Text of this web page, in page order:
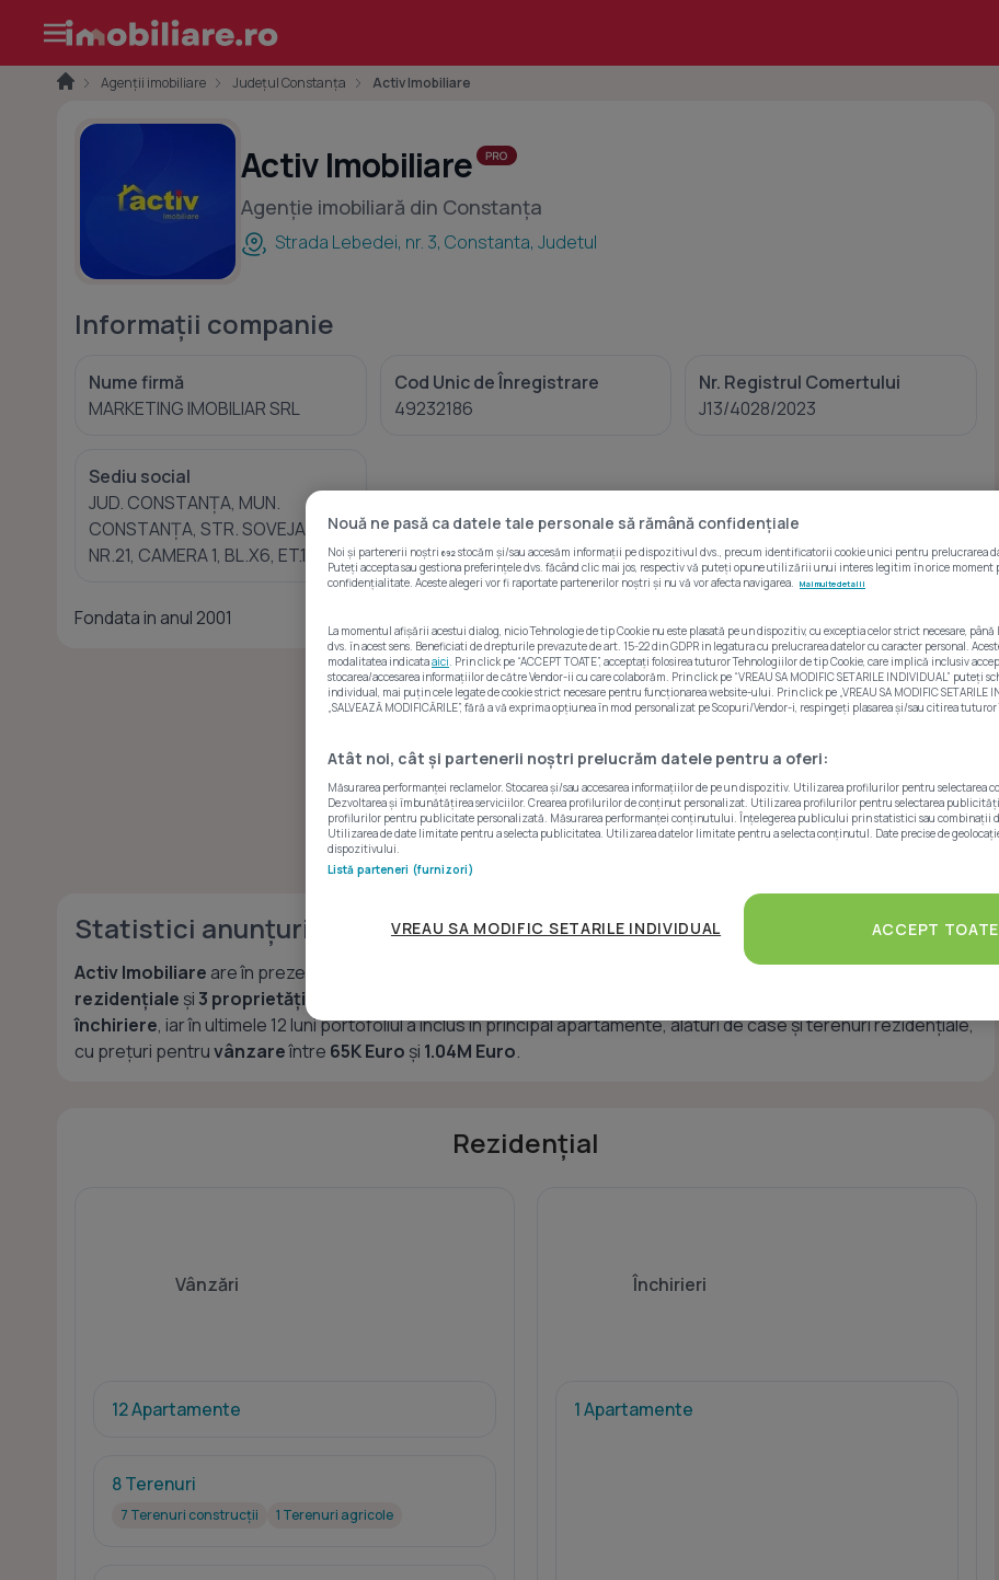
Agenții imobiliare Județul Constanța Activ Imobiliare
Activ Imobiliare
Agenție imobiliară din Constanța
Strada Lebedei, nr. 3, Constanta, Judetul
Informații companie
Nume firmă
MARKETING IMOBILIAR SRL
Cod Unic de Înregistrare
49232186
Nr. Registrul Comertului
J13/4028/2023
Sediu social
JUD. CONSTANȚA, MUN.
CONSTANȚA, STR. SOVEJA,
NR.21, CAMERA 1, BL.X6, ET.1, AP.6
Fondata in anul 2001
Statistici anunțuri
Activ Imobiliare are în prezent pe Imobiliare.ro
24 de proprietăți
rezidențiale și3 proprietăți comerciale
închiriere, iar în ultimele 12 luni portofoliul a inclus în principal apartamente, alături de case și terenuri rezidențiale,
cu prețuri pentruvânzareîntre 65K Euro și 1.04M Euro.
Rezidențial
Vânzări
12 Apartamente
8 Terenuri
7 Terenuri construcții 1 Terenuri agricole
Închirieri
1 Apartamente
Nouă ne pasă ca datele tale personale să rămână confidențiale
Noi și partenerii noștri 692 stocăm și/sau accesăm informații pe dispozitivul dvs., precum identificatorii cookie unici pentru prelucrarea
Puteți accepta sau gestiona preferințele dvs. făcând clic mai jos, respectiv vă puteți opune utilizării unui interes legitim în orice moment
confidențialitate. Aceste alegeri vor fi raportate partenerilor noștri și nu vă vor afecta navigarea. Mai multe detalii
La momentul afișării acestui dialog, nicio Tehnologie de tip Cookie nu este plasată pe un dispozitiv, cu exceptia celor strict necesare,
dvs. în acest sens. Beneficiati de drepturile prevazute de art. 15-22 din GDPR in legatura cu prelucrarea datelor cu caracter personal.
modalitatea indicataaici. Prin click pe “ACCEPT TOATE”, acceptați folosirea tuturor Tehnologiilor de tip Cookie, care implică inclusiv
stocarea/accesarea informațiilor de către Vendor-ii cu care colaborăm. Prin click pe “VREAU SA MODIFIC SETARILE INDIVIDUAL” puteți
individual, mai puțin cele legate de cookie strict necesare pentru funcționarea website-ului. Prin click pe „VREAU SA MODIFIC SETARILE
„SALVEAZĂ MODIFICĂRILE”, fără a vă exprima opțiunea în mod personalizat pe Scopuri/Vendor-i, respingeți plasarea și/sau citirea
Atât noi, cât și partenerii noștri prelucrăm datele pentru a oferi:
Măsurarea performanței reclamelor. Stocarea și/sau accesarea informațiilor de pe un dispozitiv. Utilizarea profilurilor pentru selectarea
Dezvoltarea și îmbunătățirea serviciilor. Crearea profilurilor de conținut personalizat. Utilizarea profilurilor pentru selectarea
profilurilor pentru publicitate personalizată. Măsurarea performanței conținutului. Înțelegerea publicului prin statistici sau combinații
Utilizarea de date limitate pentru a selecta publicitatea. Utilizarea datelor limitate pentru a selecta conținutul. Date precise de
dispozitivului.
Listă parteneri (furnizori)
VREAU SA MODIFIC SETARILE INDIVIDUAL ACCEPT TOATE